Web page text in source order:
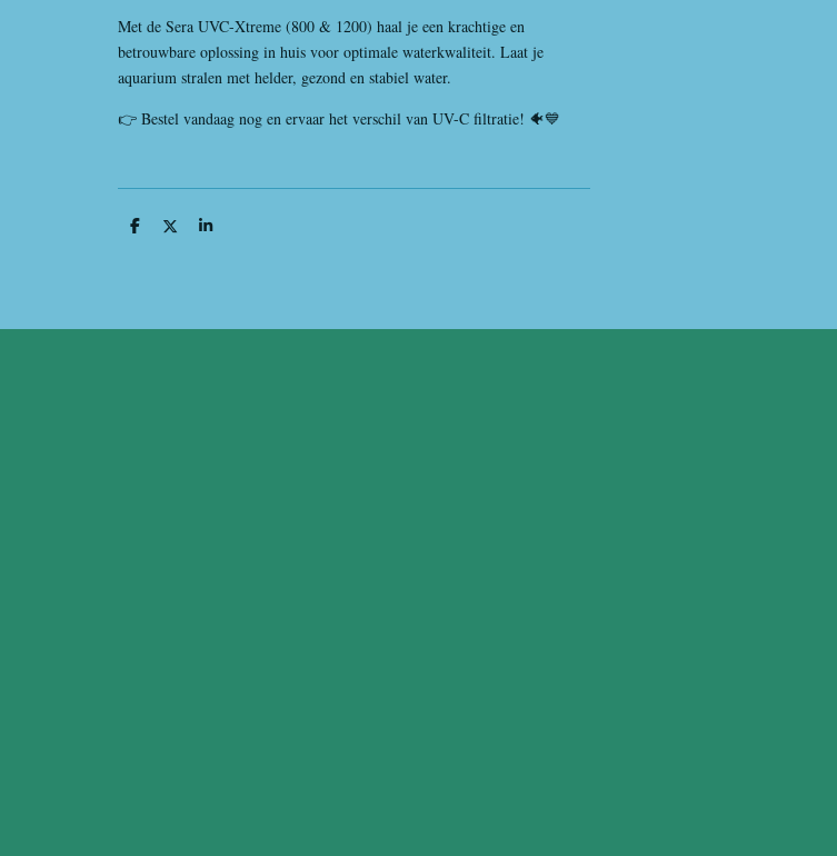
Met de Sera UVC-Xtreme (800 & 1200) haal je een krachtige en
betrouwbare oplossing in huis voor optimale waterkwaliteit. Laat je
aquarium stralen met helder, gezond en stabiel water.
👉 Bestel vandaag nog en ervaar het verschil van UV-C filtratie! 🐠💙
D
D
S